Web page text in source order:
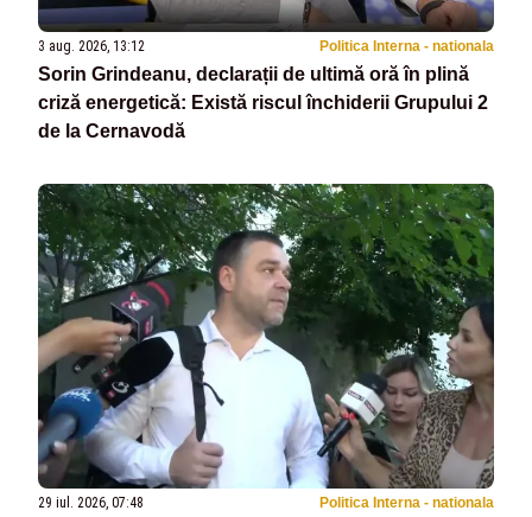
3 aug. 2026, 13:12 Politica Interna - nationala
Sorin Grindeanu, declarații de ultimă oră în plină
criză energetică: Există riscul închiderii Grupului 2
de la Cernavodă
29 iul. 2026, 07:48 Politica Interna - nationala